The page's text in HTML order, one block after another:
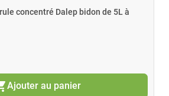
concentré Dalep bidon de 5L à
Ajouter au panier